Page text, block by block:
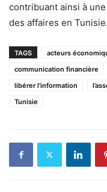
contribuant ainsi à
des affaires en Tunisie.
TAGS acteurs
communication financière
libérer l’information
Tunisie